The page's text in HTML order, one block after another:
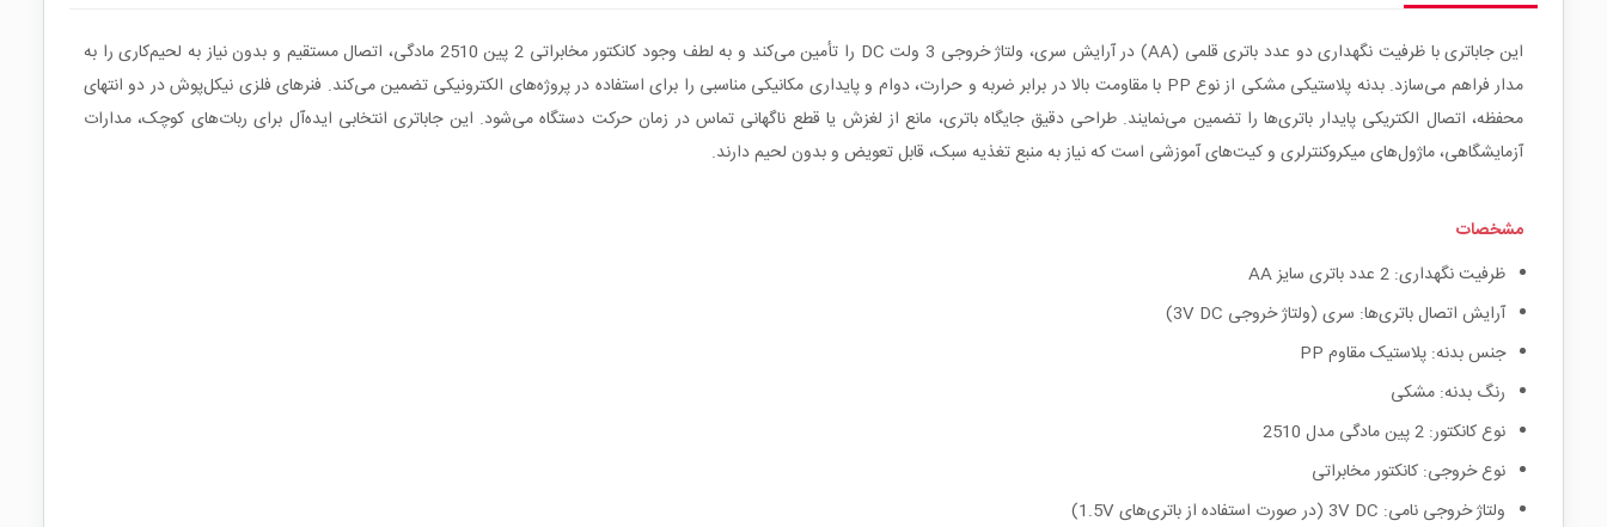
این جاباتری با ظرفیت نگهداری دو عدد باتری قلمی (AA) در آرایش سری، ولتاژ خروجی 3 ولت DC را تأمین می‌کند و به لطف وجود کانکتور مخابراتی 2 پین 2510 مادگی، اتصال مستقیم و بدون نیاز به لحیم‌کاری را به
مدار فراهم می‌سازد. بدنه پلاستیکی مشکی از نوع PP با مقاومت بالا در برابر ضربه و حرارت، دوام و پایداری مکانیکی مناسبی را برای استفاده در پروژه‌های الکترونیکی تضمین می‌کند. فنرهای فلزی نیکل‌پوش در دو انتهای
محفظه، اتصال الکتریکی پایدار باتری‌ها را تضمین می‌نمایند. طراحی دقیق جایگاه باتری، مانع از لغزش یا قطع ناگهانی تماس در زمان حرکت دستگاه می‌شود. این جاباتری انتخابی ایده‌آل برای ربات‌های کوچک، مدارات
آزمایشگاهی، ماژول‌های میکروکنترلری و کیت‌های آموزشی است که نیاز به منبع تغذیه سبک، قابل تعویض و بدون لحیم دارند.
مشخصات
ظرفیت نگهداری: 2 عدد باتری سایز AA
آرایش اتصال باتری‌ها: سری (ولتاژ خروجی 3V DC)
جنس بدنه: پلاستیک مقاوم PP
رنگ بدنه: مشکی
نوع کانکتور: 2 پین مادگی مدل 2510
نوع خروجی: کانکتور مخابراتی
ولتاژ خروجی نامی: 3V DC (در صورت استفاده از باتری‌های 1.5V)